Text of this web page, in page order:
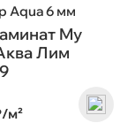
Aqua 6 мм
My
Лим
м²